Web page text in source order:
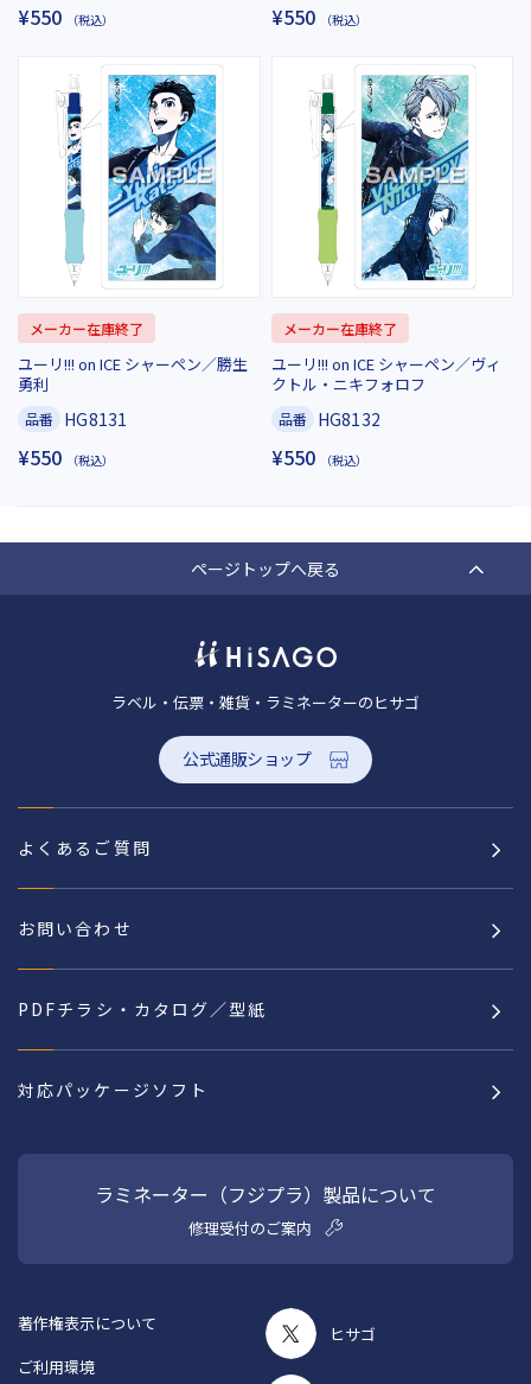
¥550 （税込） ¥550 （税込）
メーカー在庫終了
ユーリ!!! on ICE シャーペン／勝生
勇利
品番 HG8131
¥550 （税込）
メーカー在庫終了
ユーリ!!! on ICE シャーペン／ヴィ
クトル・ニキフォロフ
品番 HG8132
¥550 （税込）
ページトップへ戻る
ラベル・伝票・雑貨・ラミネーターのヒサゴ
公式通販ショップ
よくあるご質問
お問い合わせ
PDFチラシ・カタログ／型紙
対応パッケージソフト
ラミネーター（フジプラ）製品について
修理受付のご案内
ヒサゴ
著作権表示について
ご利用環境